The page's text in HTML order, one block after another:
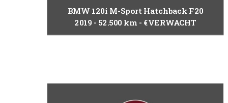
BMW 120i M-Sport Hatchback F20
2019 52.500 km €VERWACHT